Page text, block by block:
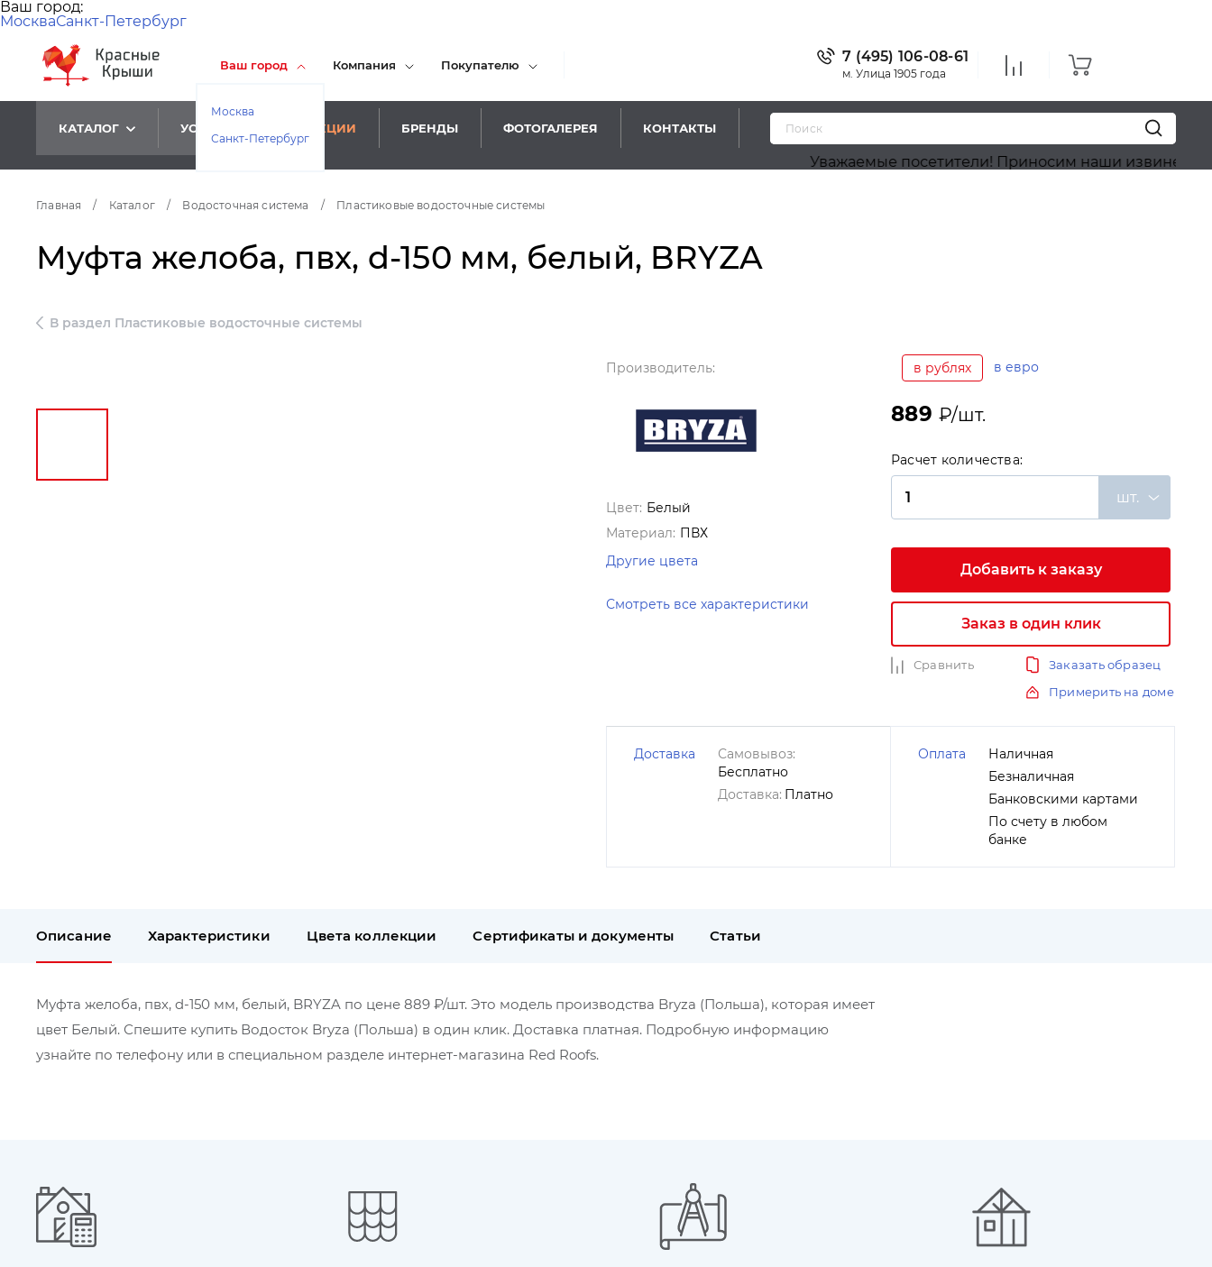
Ваш город:
МоскваСанкт-Петербург
Ваш город
Москва
Санкт-Петербург
Компания Покупателю
7 (495) 106-08-61
м. Улица 1905 года
КАТАЛОГ УСЛУГИ АКЦИИ БРЕНДЫ ФОТОГАЛЕРЕЯ КОНТАКТЫ
Уважаемые посетители! Приносим наши извинения, на
Главная / Каталог / Водосточная система / Пластиковые водосточные системы
Муфта желоба, пвх, d-150 мм, белый, BRYZA
В раздел Пластиковые водосточные системы
Производитель:
Цвет: Белый
Материал: ПВХ
Другие цвета
Смотреть все характеристики
в рублях в евро
889₽/шт.
Расчет количества:
шт.
Добавить к заказу
Заказ в один клик
Сравнить
Заказать образец
Примерить на доме
Доставка
Самовывоз:
Бесплатно
Доставка: Платно
Оплата
Наличная
Безналичная
Банковскими картами
По счету в любом
банке
Описание Характеристики Цвета коллекции Сертификаты и документы Статьи
Муфта желоба, пвх, d-150 мм, белый, BRYZA по цене 889 ₽/шт. Это модель производства Bryza (Польша), которая имеет
цвет Белый. Спешите купить Водосток Bryza (Польша) в один клик. Доставка платная. Подробную информацию
узнайте по телефону или в специальном разделе интернет-магазина Red Roofs.